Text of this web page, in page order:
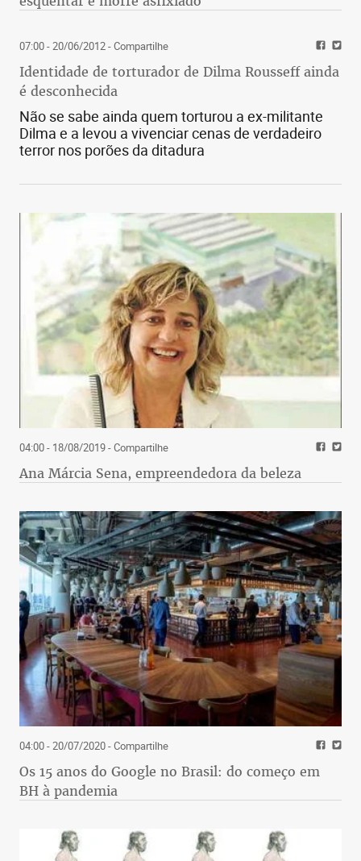
Mineiro premiado
Um mineiro de Belo Horizonte foi o vencedor do
Emmy em Tecnologia e Engenharia este ano. O
Cobalt Digital, recebeu a premiação no domingo,
em Las Vegas. O prêmio foi concedido pelo
desenvolvimento de tecnologia para uso da
internet para transmissão de TV com alta
desenvolvida por Noronha.
07:00 - 20/06/2012- Compartilhe
Identidade de torturador de Dilma Rousseff ainda
é desconhecida
Não se sabe ainda quem torturou a ex-militante
Dilma e a levou a vivenciar cenas de verdadeiro
terror nos porões da ditadura
04:00 - 18/08/2019- Compartilhe
Ana Márcia Sena, empreendedora da beleza
04:00 - 20/07/2020- Compartilhe
Os 15 anos do Google no Brasil: do começo em
BH à pandemia